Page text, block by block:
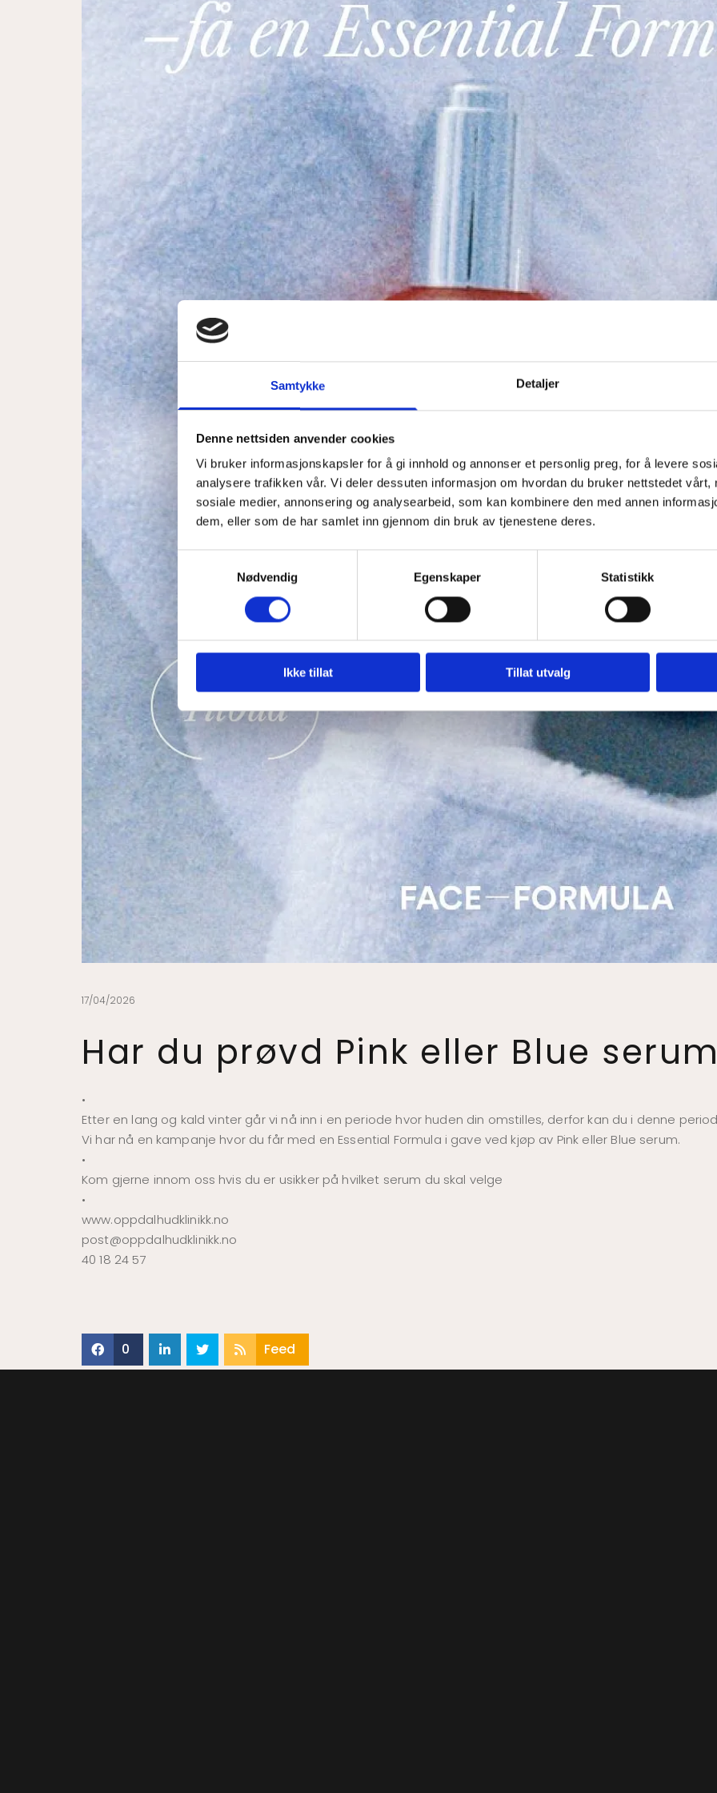
Samtykke Detaljer
Denne nettsiden anvender cookies
Vi bruker informasjonskapsler for å gi innhold og annonser et personlig preg, for å levere
analysere trafikken vår. Vi deler dessuten informasjon om hvordan du bruker nettstedet vårt,
sosiale medier, annonsering og analysearbeid, som kan kombinere den med annen
dem, eller som de har samlet inn gjennom din bruk av tjenestene deres.
Nødvendig
Egenskaper Statistikk
Ikke tillat Tillat utvalg
17/04/2026
Har du prøvd Pink eller Blue
•
Etter en lang og kald vinter går vi nå inn i en periode hvor huden din omstilles, derfor kan du i denne
Vi har nå en kampanje hvor du får med en Essential Formula i gave ved kjøp av Pink eller Blue serum.
•
Kom gjerne innom oss hvis du er usikker på hvilket serum du skal velge
•
www.oppdalhudklinikk.no
post@oppdalhudklinikk.no
40 18 24 57
0 Feed